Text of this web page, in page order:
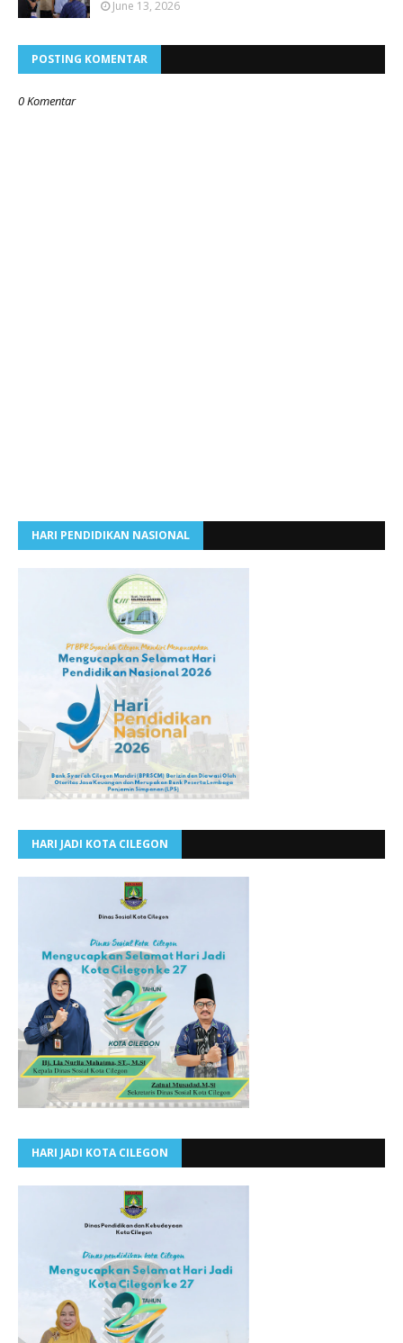
June 13, 2026
POSTING KOMENTAR
0 Komentar
HARI PENDIDIKAN NASIONAL
HARI JADI KOTA CILEGON
HARI JADI KOTA CILEGON